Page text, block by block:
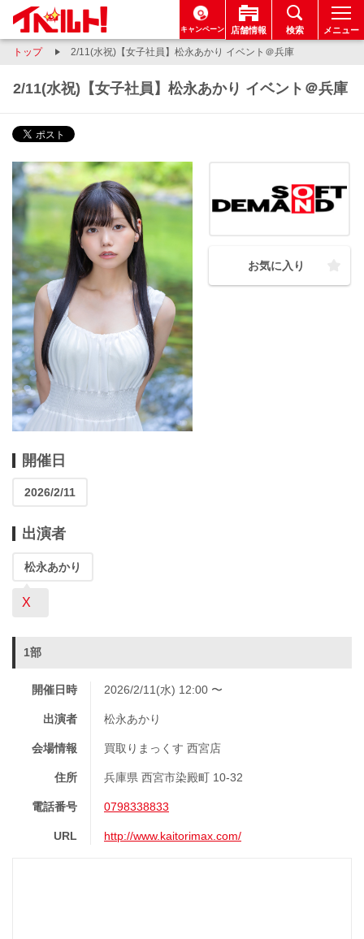
キャンペーン 店舗情報 検索 メニュー
トップ 2/11(水祝)【女子社員】松永あかり イベント＠兵庫
2/11(水祝)【女子社員】松永あかり イベント＠兵庫
お気に入り
開催日
2026/2/11
出演者
松永あかり
X
1部
開催日時 2026/2/11(水) 12:00 〜
出演者 松永あかり
会場情報 買取りまっくす 西宮店
住所 兵庫県 西宮市染殿町 10-32
電話番号 0798338833
URL http://www.kaitorimax.com/